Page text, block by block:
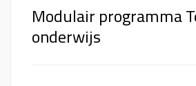
Modulair programma
onderwijs